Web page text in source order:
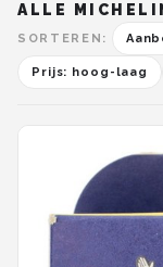
Voltano
Shimano
Alle merken →
ALLE
SORTEREN:
Prijs: hoog-laag